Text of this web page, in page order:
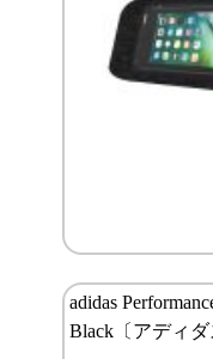
adidas
Black〔アディダ